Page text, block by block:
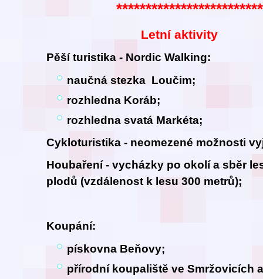
Letní aktivity
Pěší turistika - Nordic Walking:
naučná stezka Loučim;
rozhledna Koráb;
rozhledna svatá Markéta;
Cykloturistika - neomezené možnosti
Houbaření - vycházky po okolí a sběr
plodů (vzdálenost k lesu 300 metrů);
Koupání:
pískovna Beňovy;
přírodní koupaliště ve Smržovicích